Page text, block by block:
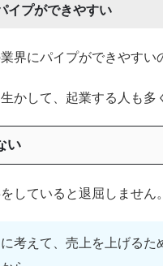
イプができやすい
界にパイプができやすい
かして、起業する人も多
い
していると退屈しません。
考えて、売上を上げるた